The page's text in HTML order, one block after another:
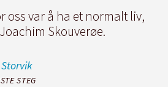
oss var å ha et normalt liv,
Skouverøe.
Storvik
STEG